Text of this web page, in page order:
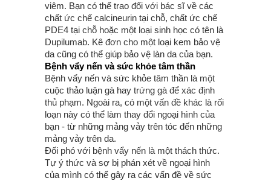
viêm. Bạn có thể trao đổi với bác sĩ về các
chất ức chế calcineurin tại chỗ, chất ức chế
PDE4 tại chỗ hoặc một loại sinh học có tên là
Dupilumab. Kê đơn cho một loại kem bảo vệ
da cũng có thể giúp bảo vệ làn da của bạn.
Bệnh vẩy nến và sức khỏe tâm thần
Bệnh vẩy nến và sức khỏe tâm thần là một
cuộc thảo luận gà hay trứng gà để xác định
thủ phạm. Ngoài ra, có một vấn đề khác là rối
loạn này có thể làm thay đổi ngoại hình của
bạn - từ những mảng vảy trên tóc đến những
mảng vảy trên da.
Đối phó với bệnh vẩy nến là một thách thức.
Tự ý thức và sợ bị phán xét về ngoại hình
của mình có thể gây ra các vấn đề về sức